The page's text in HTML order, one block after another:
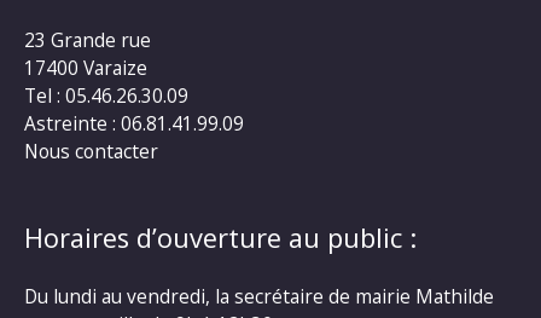
23 Grande rue
17400 Varaize
Tel : 05.46.26.30.09
Astreinte : 06.81.41.99.09
Nous contacter
Horaires d’ouverture au public :
Du lundi au vendredi, la secrétaire de mairie Mathilde